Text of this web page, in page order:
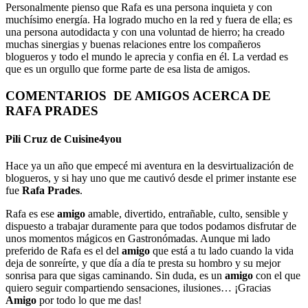
Personalmente pienso que Rafa es una persona inquieta y con
muchísimo energía. Ha logrado mucho en la red y fuera de ella; es
una persona autodidacta y con una voluntad de hierro; ha creado
muchas sinergias y buenas relaciones entre los compañeros
blogueros y todo el mundo le aprecia y confia en él. La verdad es
que es un orgullo que forme parte de esa lista de amigos.
COMENTARIOS DE AMIGOS ACERCA DE
RAFA PRADES
Pili Cruz de Cuisine4you
Hace ya un año que empecé mi aventura en la desvirtualización de
blogueros, y si hay uno que me cautivó desde el primer instante ese
fue Rafa Prades.
Rafa es ese amigo amable, divertido, entrañable, culto, sensible y
dispuesto a trabajar duramente para que todos podamos disfrutar de
unos momentos mágicos en Gastronómadas. Aunque mi lado
preferido de Rafa es el del amigo que está a tu lado cuando la vida
deja de sonreírte, y que día a día te presta su hombro y su mejor
sonrisa para que sigas caminando. Sin duda, es un amigo con el que
quiero seguir compartiendo sensaciones, ilusiones… ¡Gracias
Amigo por todo lo que me das!